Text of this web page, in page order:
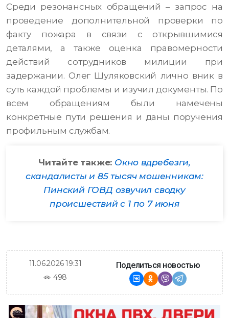
Среди резонансных обращений – запрос на
проведение дополнительной проверки по
факту пожара в связи с открывшимися
деталями, а также оценка правомерности
действий сотрудников милиции при
задержании. Олег Шуляковский лично вник в
суть каждой проблемы и изучил документы. По
всем обращениям были намечены
конкретные пути решения и даны поручения
профильным службам.
Читайте также: Окно вдребезги,
скандалисты и 85 тысяч мошенникам:
Пинский ГОВД озвучил сводку
происшествий с 1 по 7 июня
11.06.2026 19:31
498
Поделиться новостью